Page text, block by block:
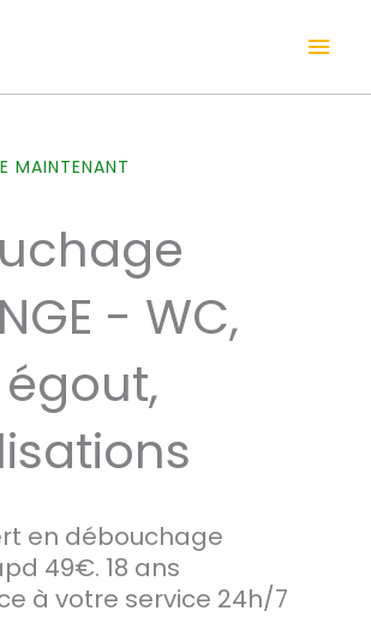
MAINTENANT
- WC,
en débouchage
49€. 18 ans
à votre service 24h/7